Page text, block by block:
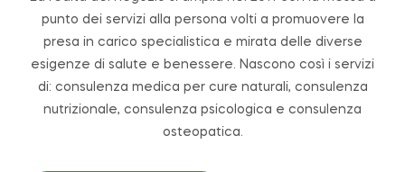
punto dei servizi alla persona volti a promuovere la
presa in carico specialistica e mirata delle diverse
esigenze di salute e benessere. Nascono così i servizi
di: consulenza medica per cure naturali, consulenza
nutrizionale, consulenza psicologica e consulenza
osteopatica.